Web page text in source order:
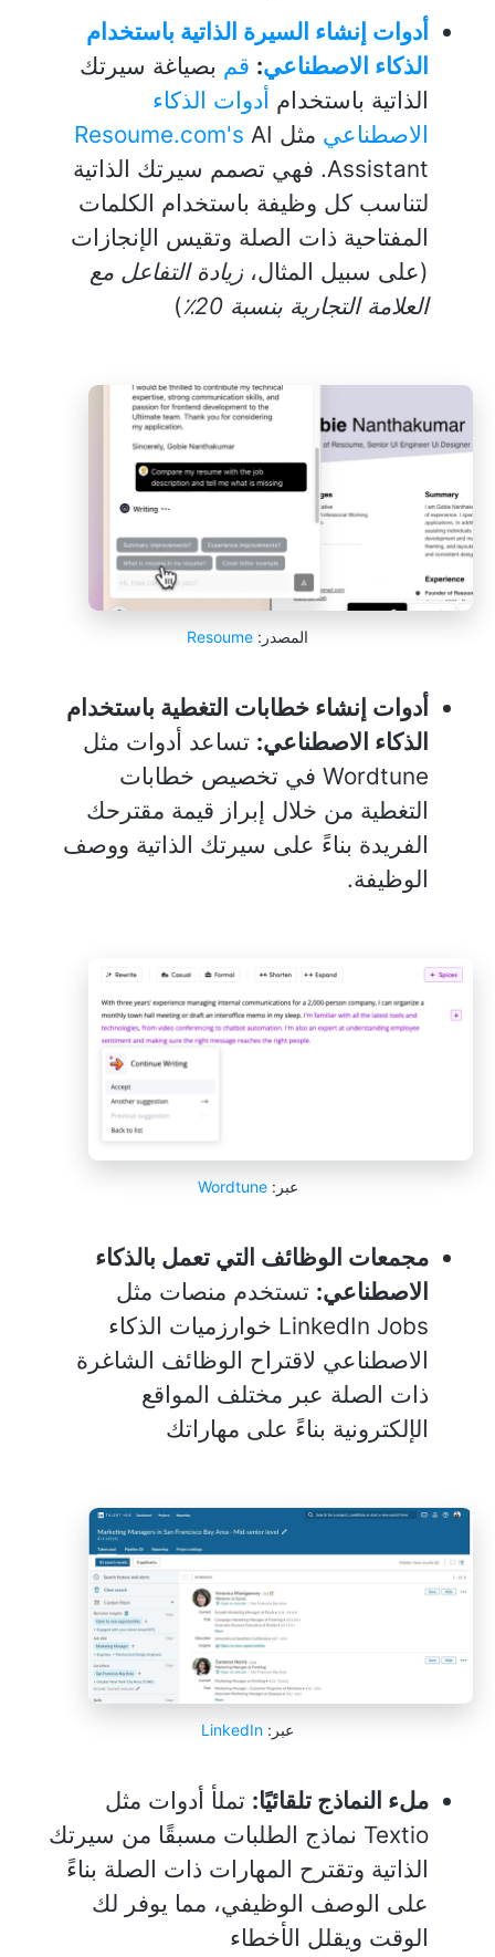
أدوات إنشاء السيرة الذاتية باستخدام
الذكاء الاصطناعي: قم بصياغة سيرتك
الذاتية باستخدام أدوات الذكاء
الاصطناعي مثل Resoume.com's AI
Assistant. فهي تصمم سيرتك الذاتية
لتناسب كل وظيفة باستخدام الكلمات
المفتاحية ذات الصلة وتقيس الإنجازات
(على سبيل المثال،زيادة التفاعل مع
العلامة التجارية بنسبة 20٪
)
المصدر: Resoume
أدوات إنشاء خطابات التغطية باستخدام
الذكاء الاصطناعي: تساعد أدوات مثل
Wordtune في تخصيص خطابات
التغطية من خلال إبراز قيمة مقترحك
الفريدة بناءً على سيرتك الذاتية ووصف
الوظيفة.
عبر:Wordtune
مجمعات الوظائف التي تعمل بالذكاء
الاصطناعي: تستخدم منصات مثل
LinkedIn Jobs خوارزميات الذكاء
الاصطناعي لاقتراح الوظائف الشاغرة
ذات الصلة عبر مختلف المواقع
الإلكترونية بناءً على مهاراتك
عبر: LinkedIn
ملء النماذج تلقائيًا: تملأ أدوات مثل
Textio نماذج الطلبات مسبقًا من سيرتك
الذاتية وتقترح المهارات ذات الصلة بناءً
على الوصف الوظيفي، مما يوفر لك
الوقت ويقلل الأخطاء